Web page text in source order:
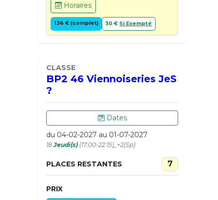
Horaires
136 € (complet) 30 € Si Exempté
CLASSE
BP2 46 Viennoiseries JeS
?
Dates
du 04-02-2027 au 01-07-2027
18Jeudi(s) (17:00-22:15)_+2(Sp)
PLACES RESTANTES 7
PRIX